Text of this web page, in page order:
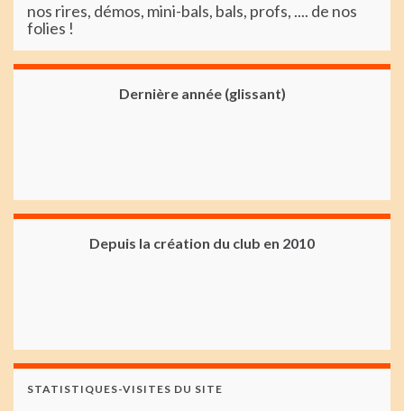
nos rires, démos, mini-bals, bals, profs, .... de nos
folies !
Dernière année (glissant)
Depuis la création du club en 2010
STATISTIQUES-VISITES DU SITE